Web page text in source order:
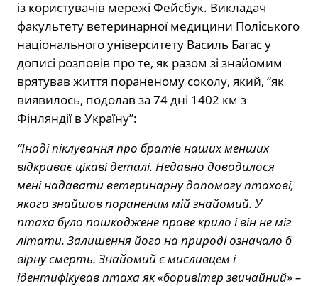
із користувачів мережі Фейсбук. Викладач
факультету ветеринарної медицини Поліського
національного університету Василь Багас у
дописі розповів про те, як разом зі знайомим
врятував життя пораненому соколу, який, “як
виявилось, подолав за 74 дні 1402 км з
Фінляндії в Україну”:
“Іноді піклування про братів наших менших
відкриває цікаві деталі. Недавно доводилося
мені надавати ветеринарну допомогу птахові,
якого знайшов пораненим мій знайомий. У
птаха було пошкоджене праве крило і він не міг
літати. Залишення його на природі означало б
вірну смерть. Знайомий є мисливцем і
ідентифікував птаха як «боривітер звичайний» –